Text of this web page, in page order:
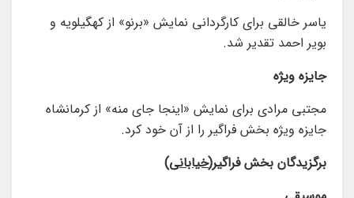
یاسر خالقی برای کارگردانی نمایش «برنو» از کهگیلویه و
بویر احمد تقدیر شد.
جایزه ویژه
مجتبی مرادی برای نمایش «اینجا جای منه» از کرمانشاه
جایزه ویژه بخش فراگیر را از آن خود کرد.
برگزیدگان بخش فراگیر(خیابانی)